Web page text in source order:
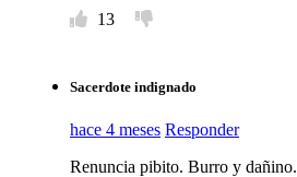
13
Sacerdote indignado
hace 4 meses Responder
Renuncia pibito. Burro y dañino.